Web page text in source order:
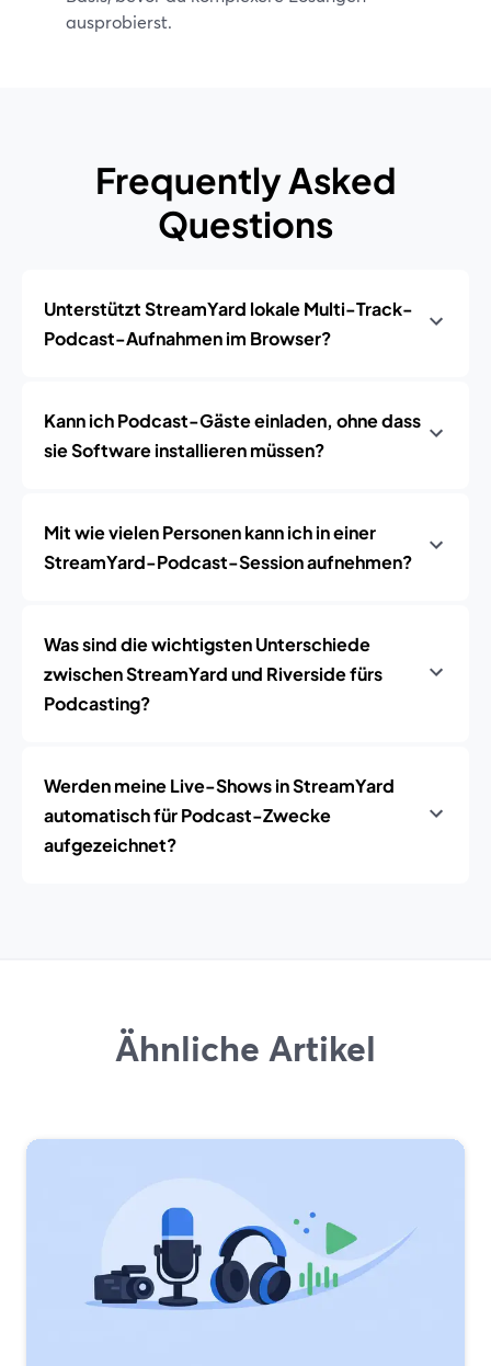
ausprobierst.
Frequently Asked
Questions
Unterstützt StreamYard lokale Multi-Track-
Podcast-Aufnahmen im Browser?
Kann ich Podcast-Gäste einladen, ohne dass
sie Software installieren müssen?
Mit wie vielen Personen kann ich in einer
StreamYard-Podcast-Session aufnehmen?
Was sind die wichtigsten Unterschiede
zwischen StreamYard und Riverside fürs
Podcasting?
Werden meine Live-Shows in StreamYard
automatisch für Podcast-Zwecke
aufgezeichnet?
Ähnliche Artikel